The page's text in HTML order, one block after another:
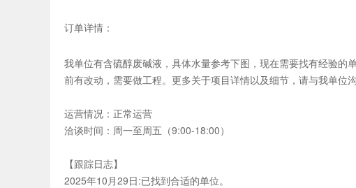
订单详情：
我单位有含硫醇废碱液，具体水量参考下图，现在需要找有经验
前有改动，需要做工程。更多关于项目详情以及细节，请与我单位沟
运营情况：正常运营
洽谈时间：周一至周五（9:00-18:00）
【跟踪日志】
2025年10月29日:已找到合适的单位。